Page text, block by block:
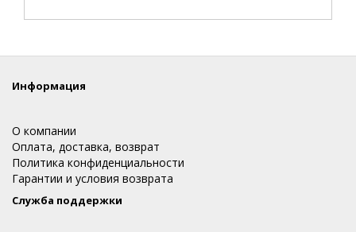
Информация
О компании
Оплата, доставка, возврат
Политика конфиденциальности
Гарантии и условия возврата
Служба поддержки